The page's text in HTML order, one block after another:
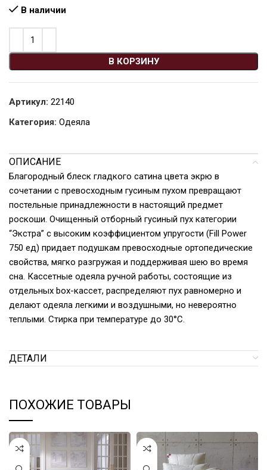
В наличии
В КОРЗИНУ
Артикул: 22140
Категория: Одеяла
ОПИСАНИЕ
Благородный блеск гладкого сатина цвета экрю в
сочетании с превосходным гусиным пухом превращают
постельные принадлежности в настоящий предмет
роскоши. Очищенный отборный гусиный пух категории
“Экстра” с высоким коэффициентом упругости (Fill Power
750 ед) придает подушкам превосходные ортопедические
свойства, мягко разгружая и поддерживая шею во время
сна. Кассетные одеяла ручной работы, состоящие из
отдельных box-кассет, распределяют пух равномерно и
делают одеяла легкими и воздушными, но невероятно
теплыми. Стирка при температуре до 30°С.
ДЕТАЛИ
ПОХОЖИЕ ТОВАРЫ